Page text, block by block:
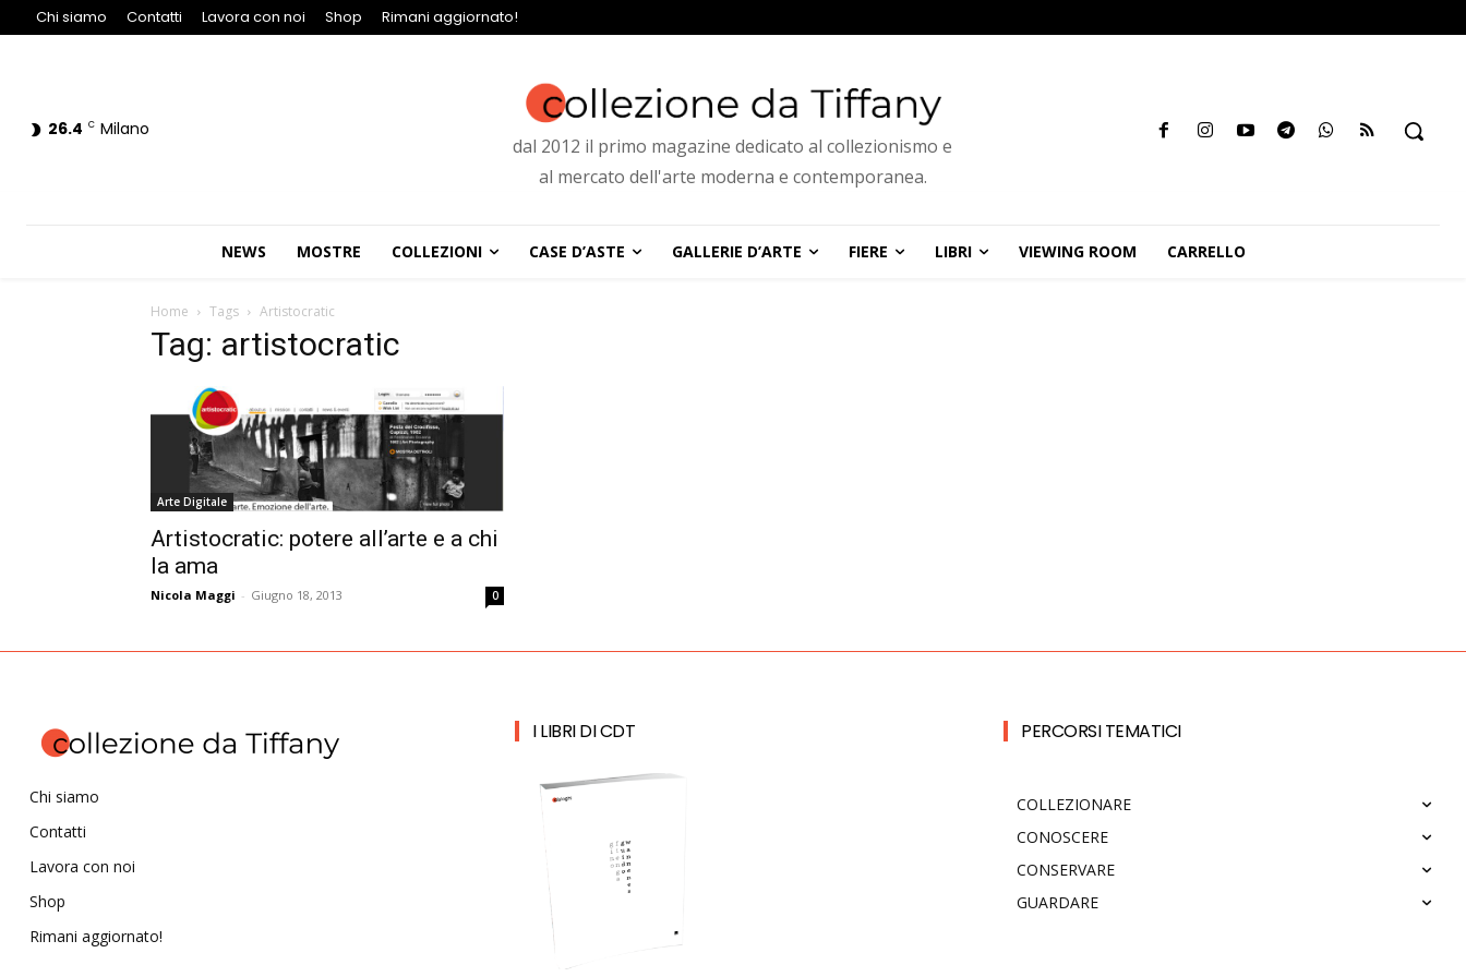
Chi siamo Contatti Lavora con noi Shop Rimani aggiornato!
26.4 C Milano
dal 2012 il primo magazine dedicato al collezionismo e
al mercato dell'arte moderna e contemporanea.
NEWS MOSTRE COLLEZIONI CASE D’ASTE GALLERIE D’ARTE FIERE LIBRI VIEWING ROOM CARRELLO
Home Tags Artistocratic
Tag: artistocratic
Arte Digitale
Artistocratic: potere all’arte e a chi
la ama
Nicola Maggi - Giugno 18, 2013 0
Chi siamo
Contatti
Lavora con noi
Shop
Rimani aggiornato!
I LIBRI DI CDT PERCORSI TEMATICI
COLLEZIONARE
CONOSCERE
CONSERVARE
GUARDARE